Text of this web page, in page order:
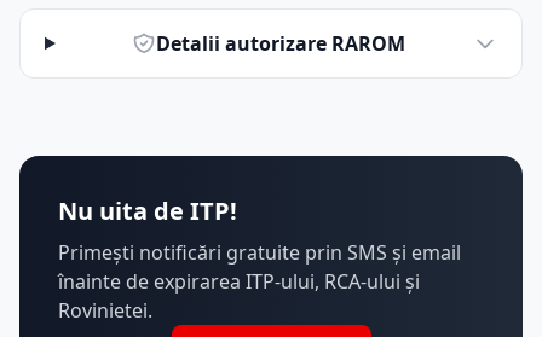
Detalii autorizare RAROM
Nu uita de ITP!
Primești notificări gratuite prin SMS și email
înainte de expirarea ITP-ului, RCA-ului și
Rovinietei.